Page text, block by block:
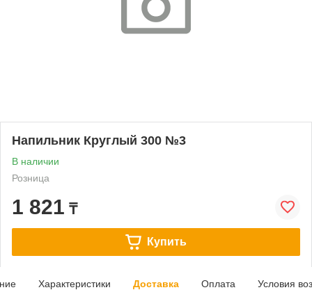
Напильник Круглый 300 №3
В наличии
Розница
1 821 ₸
Купить
Характеристики Доставка Оплата Условия